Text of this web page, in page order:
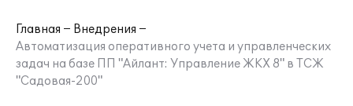
Главная
Внедрения
Автоматизация оперативного учета и управленческих
задач на базе ПП "Айлант: Управление ЖКХ 8" в ТСЖ
"Садовая-200"